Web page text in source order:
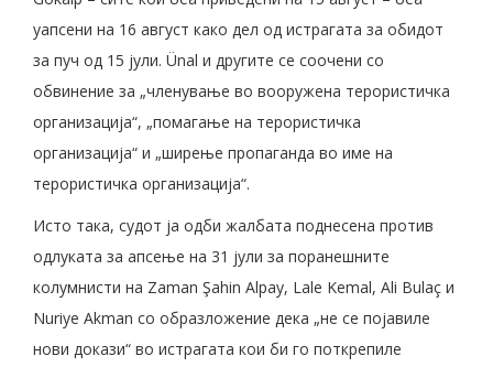
уапсени на 16 август како дел од истрагата за обидот
за пуч од 15 јули. Ünal и другите се соочени со
обвинение за „членување во вооружена терористичка
организација“, „помагање на терористичка
организација“ и „ширење пропаганда во име на
терористичка организација“.
Исто така, судот ја одби жалбата поднесена против
одлуката за апсење на 31 јули за поранешните
колумнисти на Zaman Şahin Alpay, Lale Kemal, Ali Bulaç и
Nuriye Akman со образложение дека „не се појавиле
нови докази“ во истрагата кои би го поткрепиле